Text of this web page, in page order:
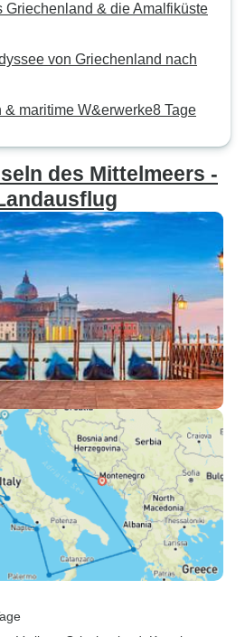
Griechenland & die Amalfiküste
von Griechenland nach
& maritime W&erwerke8 Tage
des Mittelmeers -